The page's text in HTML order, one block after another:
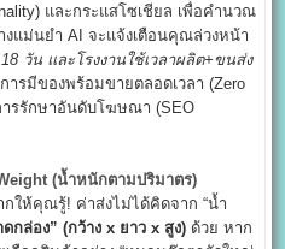
และกระแสโซเชียล เพื่อคำนวณ
งแม่นยำ AI จะแจ้งเตือนคุณล่วงหน้า
วัน และโรงงานใช้เวลาผลิต+ขนส่ง
ารมีของพร้อมขายตลอดเวลา (Zero
รรักษาอันดับโฆษณา (SEO
(น้ำหนักตามปริมาตร)
ให้คุณรู้! ค่าส่งไม่ได้คิดจาก “น้ำ
กล่อง” (กว้าง x ยาว xสูง) ด้วย หาก